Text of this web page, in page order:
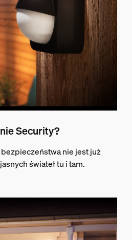
Security?
nie jest już
świateł tu i tam.